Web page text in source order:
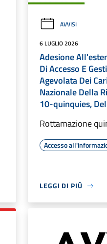
AVVISI
6 LUGLIO 2026
Adesione
Di Accesso E
Agevolata Dei
Nazionale Della
10-quinquies,
Rottamazione
Accesso
LEGGI DI PIÙ